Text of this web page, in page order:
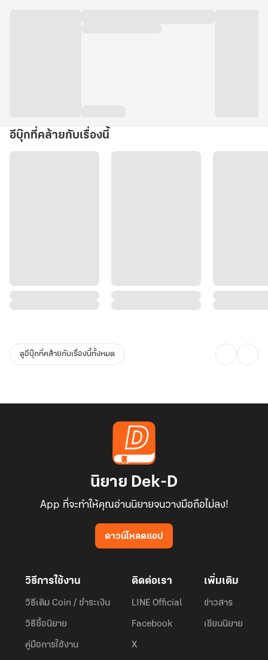
อีบุ๊กที่คล้ายกับเรื่องนี้
ดูอีบุ๊กที่คล้ายกับเรื่องนี้ทั้งหมด
นิยาย Dek-D
App ที่จะทำให้คุณอ่านนิยายจนวางมือถือไม่ลง!
ดาวน์โหลดแอป
วิธีการใช้งาน
วิธีเติม Coin / ชำระเงิน
วิธีซื้อนิยาย
คู่มือการใช้งาน
ติดต่อเรา
LINE Official
Facebook
X
เพิ่มเติม
ข่าวสาร
เขียนนิยาย